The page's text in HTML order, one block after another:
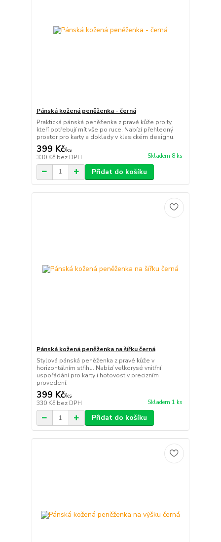
Pánská kožená peněženka - černá
Praktická pánská peněženka z pravé kůže pro ty,
kteří potřebují mít vše po ruce. Nabízí přehledný
prostor pro karty a doklady v klasickém designu.
399 Kč/ks
330 Kč bez DPH Skladem 8 ks
Přidat do košíku
Pánská kožená peněženka na šířku černá
Stylová pánská peněženka z pravé kůže v
horizontálním střihu. Nabízí velkorysé vnitřní
uspořádání pro karty i hotovost v precizním
provedení.
399 Kč/ks
330 Kč bez DPH Skladem 1 ks
Přidat do košíku